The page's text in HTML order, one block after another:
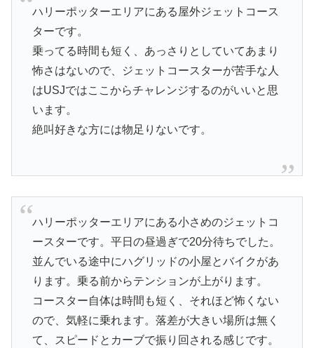
ハリーポッターエリアにある屋外ジェットコース
ターです。
乗ってる時間も短く、あっさりとしていてあまり
怖さはないので、ジェットコースターが苦手な人
はUSJではここからチャレンジするのがいいと思
います。
絶叫好きな方には物足りないです。
ハリーポッターエリアにある小さめのジェットコ
ースターです。平日の昼過ぎで20分待ちでした。
並んでいる途中にハグリッドの小屋とバイクがあ
ります。乗る前からテンションが上がります。
コースター自体は時間も短く、それほど怖くない
ので、気軽に乗れます。落差が大きい場所は無く
て、スピードとカーブで振り回される感じです。